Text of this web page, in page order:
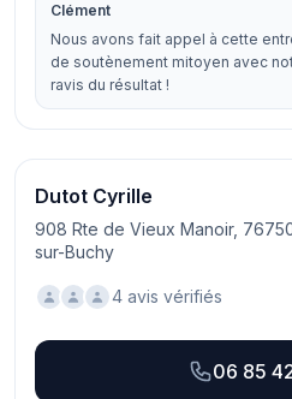
Clément
Nous avons fait appel à cette
de soutènement mitoyen avec
ravis du résultat !
Dutot Cyrille
908 Rte de Vieux Manoir,
sur-Buchy
4 avis vérifiés
06 85